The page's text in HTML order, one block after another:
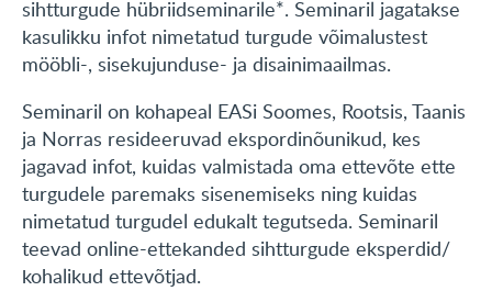
sihtturgude hübriidseminarile*. Seminaril jagatakse
kasulikku infot nimetatud turgude võimalustest
mööbli-, sisekujunduse- ja disainimaailmas.
Seminaril on kohapeal EASi Soomes, Rootsis, Taanis
ja Norras resideeruvad ekspordinõunikud, kes
jagavad infot, kuidas valmistada oma ettevõte ette
turgudele paremaks sisenemiseks ning kuidas
nimetatud turgudel edukalt tegutseda. Seminaril
teevad online-ettekanded sihtturgude eksperdid/
kohalikud ettevõtjad.